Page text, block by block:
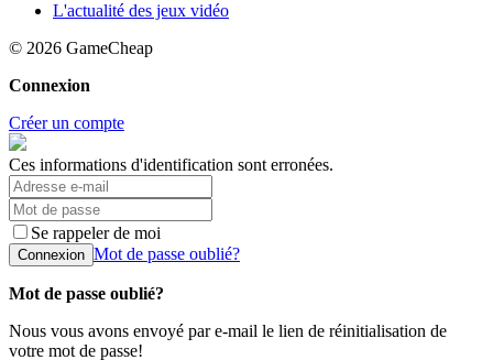
L'actualité des jeux vidéo
© 2026 GameCheap
Connexion
Créer un compte
Ces informations d'identification sont erronées.
Se rappeler de moi
Connexion Mot de passe oublié?
Mot de passe oublié?
Nous vous avons envoyé par e-mail le lien de réinitialisation de
votre mot de passe!